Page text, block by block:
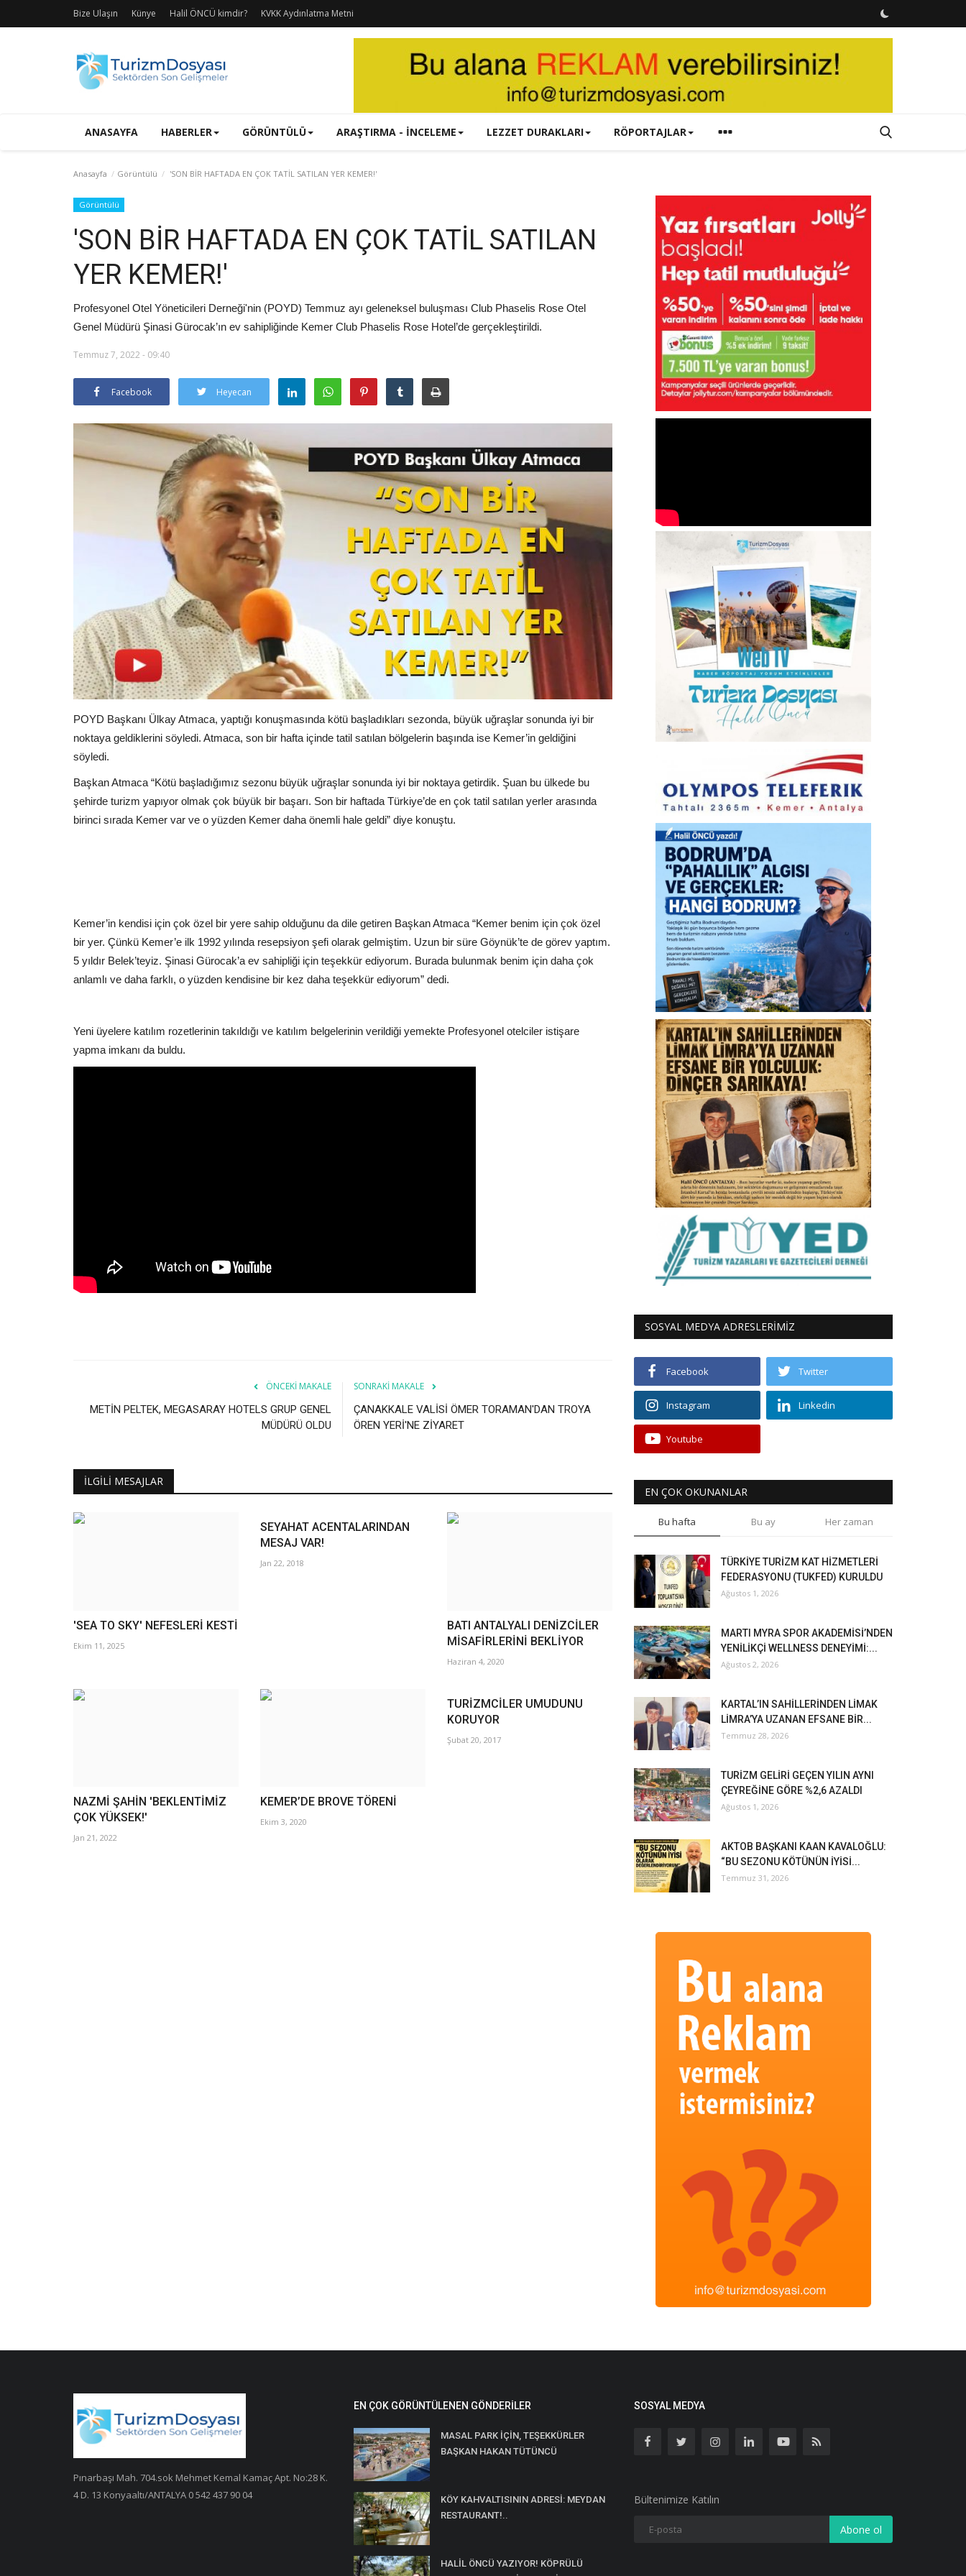
Bize Ulaşın Künye Halil ÖNCÜ kimdir? KVKK Aydınlatma Metni
ANASAYFA HABERLER GÖRÜNTÜLÜ ARAŞTIRMA - İNCELEME LEZZET DURAKLARI RÖPORTAJLAR
Anasayfa Görüntülü 'SON BİR HAFTADA EN ÇOK TATİL SATILAN YER KEMER!'
Görüntülü
'SON BİR HAFTADA EN ÇOK TATİL SATILAN
YER KEMER!'
Profesyonel Otel Yöneticileri Derneği'nin (POYD) Temmuz ayı geleneksel buluşması Club Phaselis Rose Otel
Genel Müdürü Şinasi Gürocak’ın ev sahipliğinde Kemer Club Phaselis Rose Hotel’de gerçekleştirildi.
Temmuz 7, 2022 - 09:40
Facebook Heyecan
POYD Başkanı Ülkay Atmaca, yaptığı konuşmasında kötü başladıkları sezonda, büyük uğraşlar sonunda iyi bir
noktaya geldiklerini söyledi. Atmaca, son bir hafta içinde tatil satılan bölgelerin başında ise Kemer’in geldiğini
söyledi.
Başkan Atmaca “Kötü başladığımız sezonu büyük uğraşlar sonunda iyi bir noktaya getirdik. Şuan bu ülkede bu
şehirde turizm yapıyor olmak çok büyük bir başarı. Son bir haftada Türkiye’de en çok tatil satılan yerler arasında
birinci sırada Kemer var ve o yüzden Kemer daha önemli hale geldi” diye konuştu.
Kemer’in kendisi için çok özel bir yere sahip olduğunu da dile getiren Başkan Atmaca “Kemer benim için çok özel
bir yer. Çünkü Kemer’e ilk 1992 yılında resepsiyon şefi olarak gelmiştim. Uzun bir süre Göynük’te de görev yaptım.
5 yıldır Belek’teyiz. Şinasi Gürocak’a ev sahipliği için teşekkür ediyorum. Burada bulunmak benim için daha çok
anlamlı ve daha farklı, o yüzden kendisine bir kez daha teşekkür ediyorum” dedi.
Yeni üyelere katılım rozetlerinin takıldığı ve katılım belgelerinin verildiği yemekte Profesyonel otelciler istişare
yapma imkanı da buldu.
ÖNCEKI MAKALE
METİN PELTEK, MEGASARAY HOTELS GRUP GENEL
MÜDÜRÜ OLDU
SONRAKI MAKALE
ÇANAKKALE VALİSİ ÖMER TORAMAN'DAN TROYA
ÖREN YERİ'NE ZİYARET
İLGILI MESAJLAR
'SEA TO SKY' NEFESLERİ KESTİ
Ekim 11, 2025
SEYAHAT ACENTALARINDAN
MESAJ VAR!
Jan 22, 2018
BATI ANTALYALI DENİZCİLER
MİSAFİRLERİNİ BEKLİYOR
Haziran 4, 2020
NAZMİ ŞAHİN 'BEKLENTİMİZ
ÇOK YÜKSEK!'
Jan 21, 2022
KEMER’DE BROVE TÖRENİ
Ekim 3, 2020
TURİZMCİLER UMUDUNU
KORUYOR
Şubat 20, 2017
SOSYAL MEDYA ADRESLERİMİZ
Facebook Twitter
Instagram Linkedin
Youtube
EN ÇOK OKUNANLAR
Bu hafta Bu ay Her zaman
TÜRKİYE TURİZM KAT HİZMETLERİ
FEDERASYONU (TUKFED) KURULDU
Ağustos 1, 2026
MARTI MYRA SPOR AKADEMİSİ’NDEN
YENİLİKÇİ WELLNESS DENEYİMİ:...
Ağustos 2, 2026
KARTAL’IN SAHİLLERİNDEN LİMAK
LİMRA’YA UZANAN EFSANE BİR...
Temmuz 28, 2026
TURİZM GELİRİ GEÇEN YILIN AYNI
ÇEYREĞİNE GÖRE %2,6 AZALDI
Ağustos 1, 2026
AKTOB BAŞKANI KAAN KAVALOĞLU:
“BU SEZONU KÖTÜNÜN İYİSİ...
Temmuz 31, 2026
Pınarbaşı Mah. 704.sok Mehmet Kemal Kamaç Apt. No:28 K.
4 D. 13 Konyaaltı/ANTALYA 0 542 437 90 04
EN ÇOK GÖRÜNTÜLENEN GÖNDERILER
MASAL PARK İÇİN, TEŞEKKÜRLER
BAŞKAN HAKAN TÜTÜNCÜ
KÖY KAHVALTISININ ADRESİ: MEYDAN
RESTAURANT!..
HALİL ÖNCÜ YAZIYOR! KÖPRÜLÜ
SOSYAL MEDYA
Bültenimize Katılın
Abone ol